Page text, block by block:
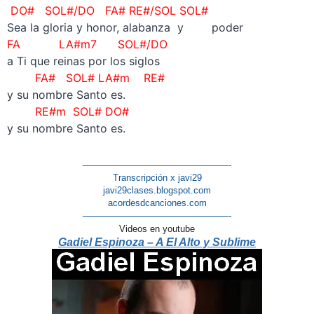
DO# SOL#/DO FA# RE#/SOL SOL#
Sea la gloria y honor, alabanza y poder
FA
LA#m7 SOL#/DO
a Ti que reinas por los siglos
FA# SOL# LA#m RE#
y su nombre Santo es.
RE#m SOL# DO#
y su nombre Santo es.
————————————————-
Transcripción x javi29
javi29clases.blogspot.com
acordesdcanciones.com
————————————————-
Videos en youtube
Gadiel Espinoza – A El Alto y Sublime